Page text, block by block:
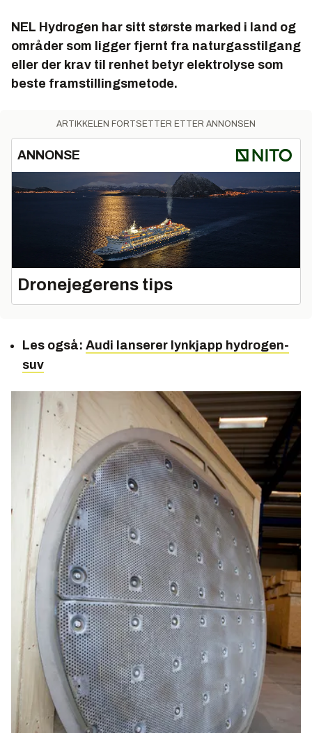
NEL Hydrogen har sitt største marked i land og
områder som ligger fjernt fra naturgasstilgang
eller der krav til renhet betyr elektrolyse som
beste framstillingsmetode.
ARTIKKELEN FORTSETTER ETTER ANNONSEN
ANNONSE
Dronejegerens tips
Les også: Audi lanserer lynkjapp hydrogen-
suv